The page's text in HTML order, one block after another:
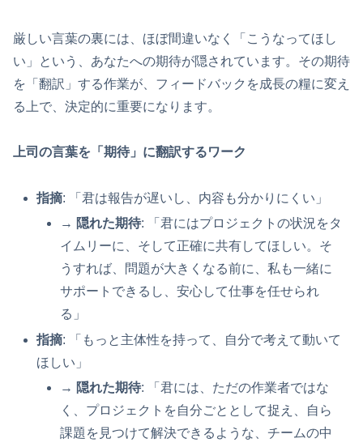
厳しい言葉の裏には、ほぼ間違いなく「こうなってほし
い」という、あなたへの期待が隠されています。その期待
を「翻訳」する作業が、フィードバックを成長の糧に変え
る上で、決定的に重要になります。
上司の言葉を「期待」に翻訳するワーク
指摘: 「君は報告が遅いし、内容も分かりにくい」
→ 隠れた期待: 「君にはプロジェクトの状況をタ
イムリーに、そして正確に共有してほしい。そ
うすれば、問題が大きくなる前に、私も一緒に
サポートできるし、安心して仕事を任せられ
る」
指摘: 「もっと主体性を持って、自分で考えて動いて
ほしい」
→ 隠れた期待: 「君には、ただの作業者ではな
く、プロジェクトを自分ごととして捉え、自ら
課題を見つけて解決できるような、チームの中